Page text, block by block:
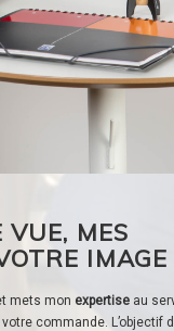
VUE, MES
IMAGE
mets mon expertise au
commande. L’objectif